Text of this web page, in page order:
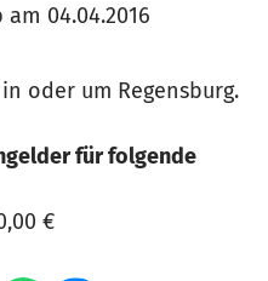
04.04.2016
oder um Regensburg.
für folgende
€